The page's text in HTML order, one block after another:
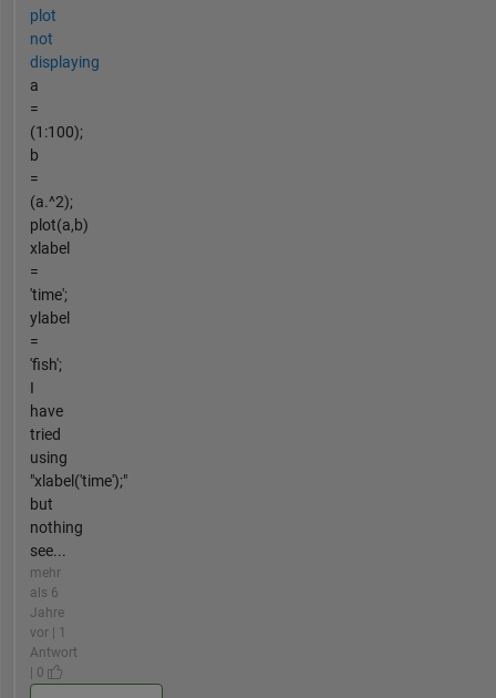
plot
not
displaying
a
=
(1:100);
b
=
(a.^2);
plot(a,b)
xlabel
=
'time';
ylabel
=
'fish';
I
have
tried
using
"xlabel('time');"
but
nothing
see...
mehr
als 6
Jahre
vor | 1
Antwort
| 0